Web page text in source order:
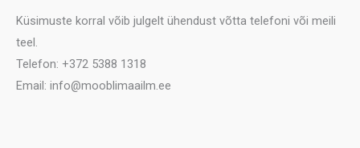
Küsimuste korral võib julgelt ühendust võtta telefoni või meili
teel.
Telefon: +372 5388 1318
Email: info@mooblimaailm.ee